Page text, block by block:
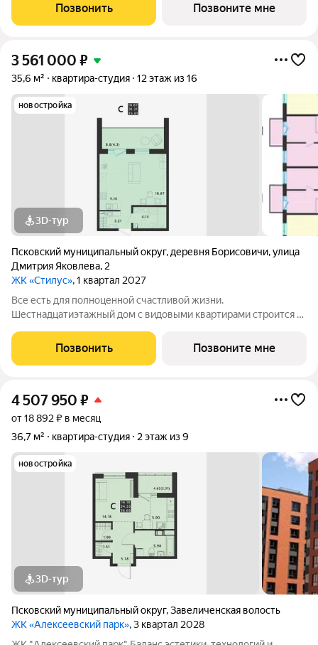
современный проект комфорт класса в развивающемся
районе дальнего Завеличья. Дом выполнен в
Позвонить Позвоните мне
3 561 000 ₽
35,6 м² квартира-студия 12 этаж из 16
новостройка
3D-тур
Псковский муниципальный округ, деревня Борисовичи,улица
Дмитрия Яковлева, 2
ЖК «Стилус», 1 квартал 2027
Все есть для полноценной счастливой жизни.
Шестнадцатиэтажный дом с видовыми квартирами строится в
инфраструктуры микрорайона «Борисовичи». Здесь комфорт
сочетается с удобством: развитая
Позвонить Позвоните мне
4 507 950 ₽
от 18 892 ₽ в месяц
36,7 м²
квартира-студия 2 этаж из 9
новостройка
3D-тур
Псковский муниципальный округ,Завеличенская волость
ЖК «Алексеевский парк», 3 квартал 2028